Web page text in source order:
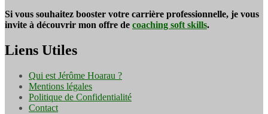
Si vous souhaitez booster votre carrière professionnelle, je vous
invite à découvrir mon offre de coaching soft skills.
Liens Utiles
Qui est Jérôme Hoarau ?
Mentions légales
Politique de Confidentialité
Contact